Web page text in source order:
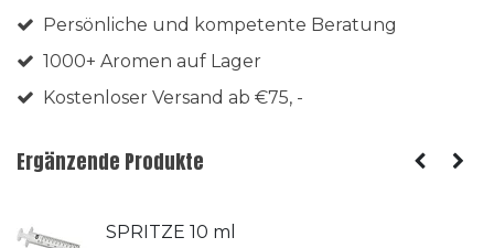
Persönliche und kompetente Beratung
1000+ Aromen auf Lager
Kostenloser Versand ab €75, -
Ergänzende Produkte
SPRITZE 10 ml